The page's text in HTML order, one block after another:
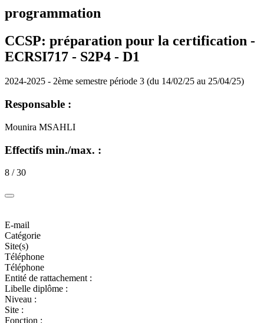
programmation
CCSP: préparation pour la certification -
ECRSI717 - S2P4 - D1
2024-2025 - 2ème semestre période 3 (du 14/02/25 au 25/04/25)
Responsable :
Mounira MSAHLI
Effectifs min./max. :
8 / 30
E-mail
Catégorie
Site(s)
Téléphone
Téléphone
Entité de rattachement :
Libelle diplôme :
Niveau :
Site :
Fonction :